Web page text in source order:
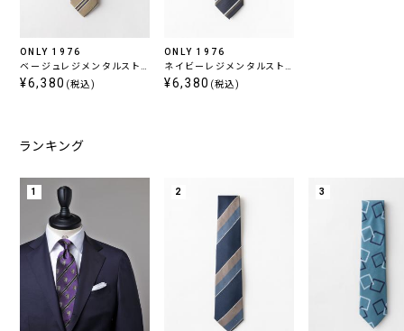
ONLY 1976
ベージュレジメンタルスト
ライプタイ
¥6,380 (税込)
ONLY 1976
ネイビーレジメンタルスト
ライプタイ
¥6,380 (税込)
ランキング
1 2 3